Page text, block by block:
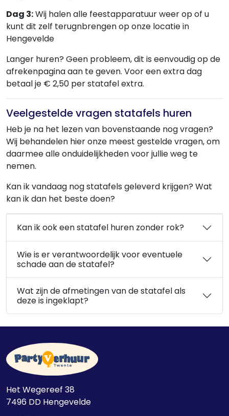
Dag 3:Wij halen alle feestapparatuur weer op of u
kunt dit zelf terugnbrengen op onze locatie in
Hengevelde
Langer huren? Geen probleem, dit is eenvoudig op de
afrekenpagina aan te geven. Voor een extra dag
betaal je € 2,50 per statafel extra.
Veelgestelde vragen statafels huren
Heb je na het lezen van bovenstaande nog vragen?
Wij behandelen hier onze meest gestelde vragen, om
daarmee alle onduidelijkheden voor jullie weg te
nemen.
Kan ik vandaag nog statafels geleverd krijgen? Wat
kan ik dan het beste doen?
Kan ik ook een statafel huren zonder rok?
Wie is er verantwoordelijk voor eventuele
schade aan de statafel?
Wat zijn de afmetingen van de statafel als
deze is ingeklapt?
Het Wegereef 38
7496 DD Hengevelde